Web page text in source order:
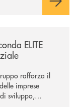
ELITE
rafforza il
imprese
sviluppo,